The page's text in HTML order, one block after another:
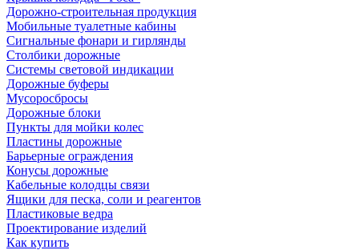
Дорожно-строительная продукция
Мобильные туалетные кабины
Сигнальные фонари и гирлянды
Столбики дорожные
Системы световой индикации
Дорожные буферы
Мусоросбросы
Дорожные блоки
Пункты для мойки колес
Пластины дорожные
Барьерные ограждения
Конусы дорожные
Кабельные колодцы связи
Ящики для песка, соли и реагентов
Пластиковые ведра
Проектирование изделий
Как купить